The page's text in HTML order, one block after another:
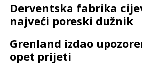
Derventska fabrika
najveći poreski dužnik
Grenland izdao
opet prijeti